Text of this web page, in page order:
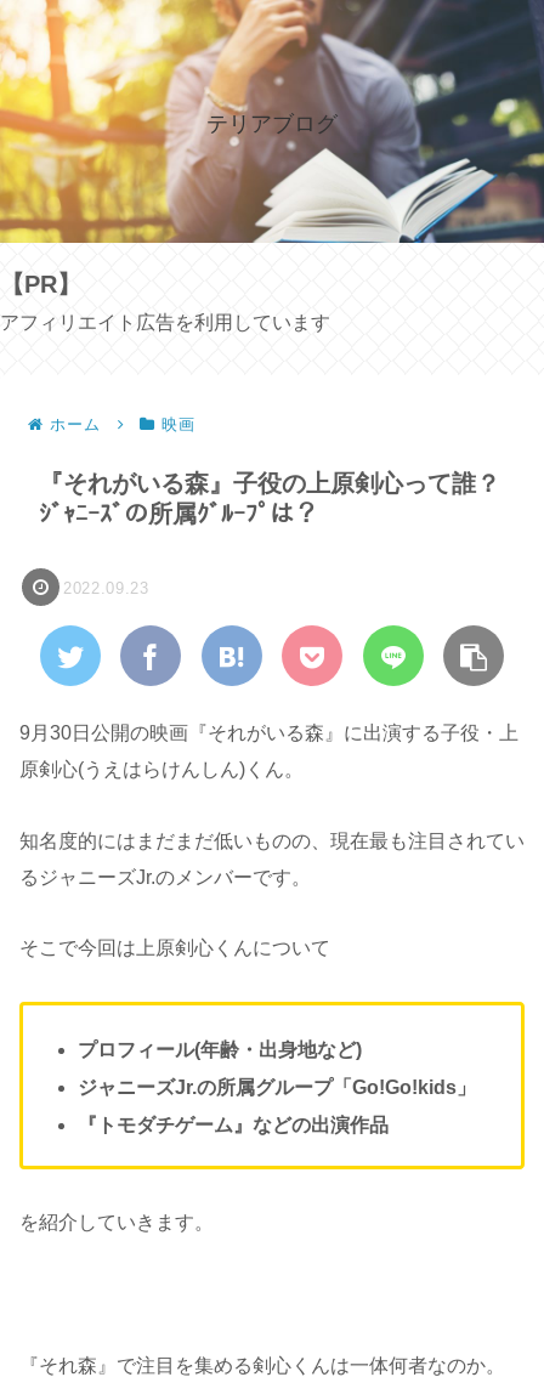
テリアブログ
【PR】
アフィリエイト広告を利用しています
ホーム 映画
『それがいる森』子役の上原剣心って誰？
ｼﾞｬﾆｰｽﾞの所属ｸﾞﾙｰﾌﾟは？
2022.09.23
9月30日公開の映画『それがいる森』に出演する子役・上
原剣心(うえはらけんしん)くん。
知名度的にはまだまだ低いものの、現在最も注目されてい
るジャニーズJr.のメンバーです。
そこで今回は上原剣心くんについて
プロフィール(年齢・出身地など)
ジャニーズJr.の所属グループ「Go!Go!kids」
『トモダチゲーム』などの出演作品
を紹介していきます。
『それ森』で注目を集める剣心くんは一体何者なのか。